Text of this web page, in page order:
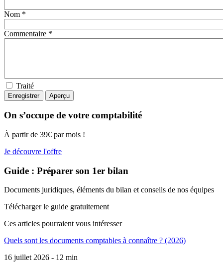
Nom *
Commentaire *
Traité
On s’occupe de votre comptabilité
À partir de 39€ par mois !
Je découvre l'offre
Guide : Préparer son 1er bilan
Documents juridiques, éléments du bilan et conseils de nos équipes
Télécharger le guide gratuitement
Ces articles pourraient vous intéresser
Quels sont les documents comptables à connaître ? (2026)
16 juillet 2026 - 12 min